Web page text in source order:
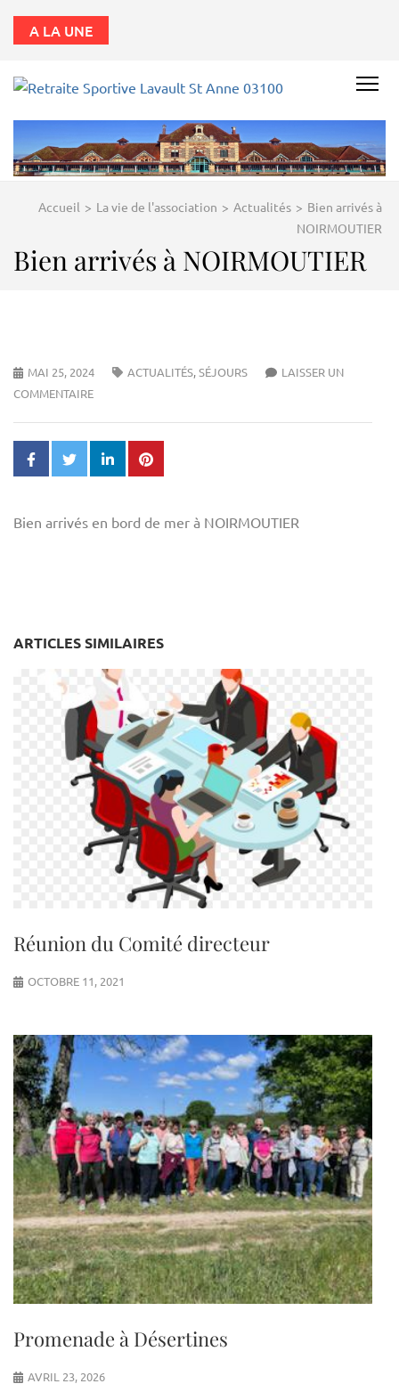
A LA UNE
SPORTIVE
LAVAULT
03100
Accueil > La vie de l'association > Actualités > Bien arrivés à
NOIRMOUTIER
Bien arrivés à NOIRMOUTIER
MAI 25, 2024 ACTUALITÉS,SÉJOURS
LAISSER UN
COMMENTAIRE
Bien arrivés en bord de mer à NOIRMOUTIER
ARTICLES SIMILAIRES
Réunion du Comité directeur
OCTOBRE 11, 2021
Promenade à Désertines
AVRIL 23, 2026